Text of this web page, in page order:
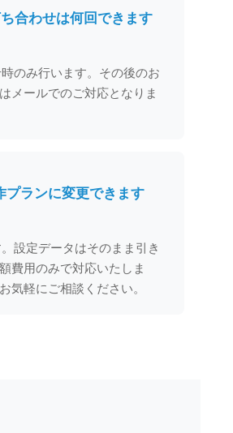
合わせは何回できます
のみ行います。その後のお
メールでのご対応となりま
プランに変更できます
設定データはそのまま引き
費用のみで対応いたしま
気軽にご相談ください。